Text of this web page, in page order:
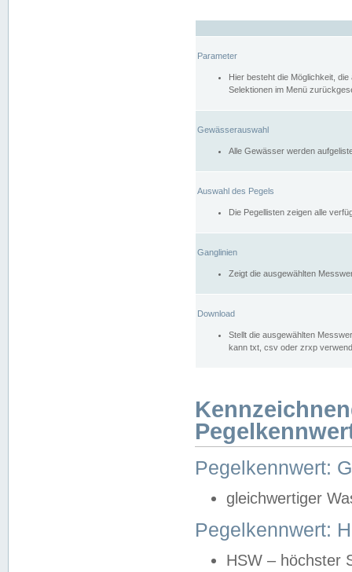
Parameter
Hier besteht die Möglichkeit,
Selektionen im Menü
Gewässerauswahl
Alle Gewässer werden
Auswahl des Pegels
Die Pegellisten zeigen alle
Ganglinien
Zeigt die ausgewählten
Download
Stellt die ausgewählten
kann txt, csv oder zrxp
Pegelkennwert:
gleichwertiger
Pegelkennwert:
HSW – höchster